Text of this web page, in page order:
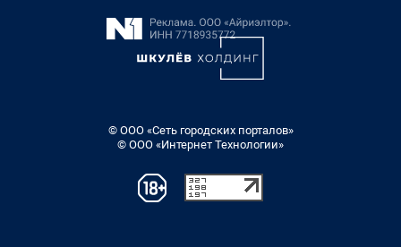
© ООО «Сеть городских порталов»
© ООО «Интернет Технологии»